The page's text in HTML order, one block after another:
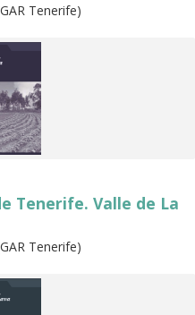
Tenerife)
Tenerife. Valle de La
Tenerife)